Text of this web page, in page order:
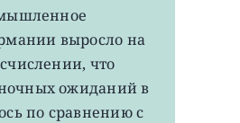
EWG:
рост
промпроизводства
Германии
до
0,2%
выросло на
что
ожиданий в
по сравнению с